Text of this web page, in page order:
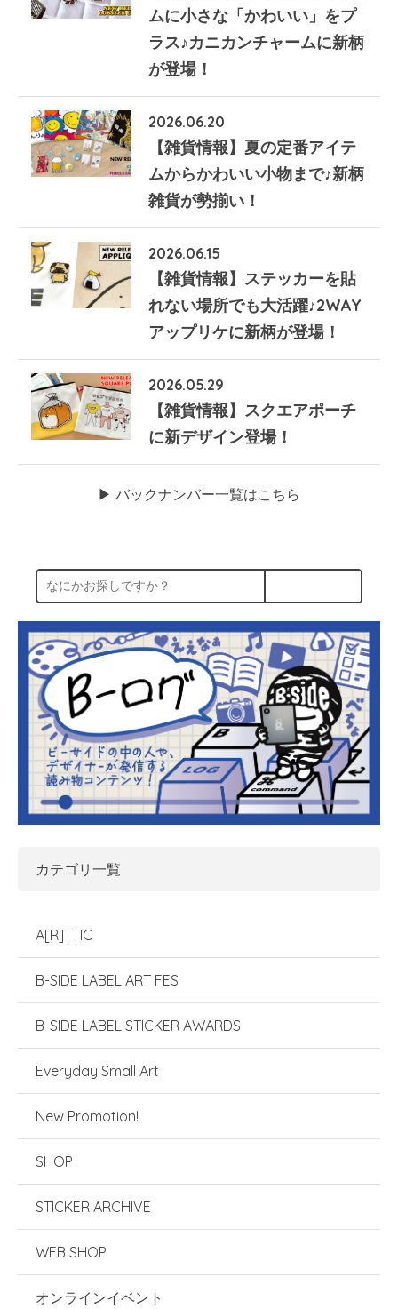
ムに小さな「かわいい」をプ
ラス♪カニカンチャームに新柄
が登場！
2026.06.20
【雑貨情報】夏の定番アイテ
ムからかわいい小物まで♪新柄
雑貨が勢揃い！
2026.06.15
【雑貨情報】ステッカーを貼
れない場所でも大活躍♪2WAY
アップリケに新柄が登場！
2026.05.29
【雑貨情報】スクエアポーチ
に新デザイン登場！
▶︎ バックナンバー一覧はこちら
カテゴリ一覧
A[R]TTIC
B-SIDE LABEL ART FES
B-SIDE LABEL STICKER AWARDS
Everyday Small Art
New Promotion!
SHOP
STICKER ARCHIVE
WEB SHOP
オンラインイベント